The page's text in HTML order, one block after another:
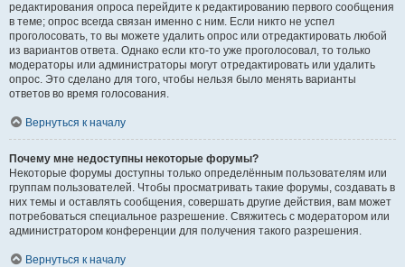
редактирования опроса перейдите к редактированию первого сообщения
в теме; опрос всегда связан именно с ним. Если никто не успел
проголосовать, то вы можете удалить опрос или отредактировать любой
из вариантов ответа. Однако если кто-то уже проголосовал, то только
модераторы или администраторы могут отредактировать или удалить
опрос. Это сделано для того, чтобы нельзя было менять варианты
ответов во время голосования.
Вернуться к началу
Почему мне недоступны некоторые форумы?
Некоторые форумы доступны только определённым пользователям или
группам пользователей. Чтобы просматривать такие форумы, создавать в
них темы и оставлять сообщения, совершать другие действия, вам может
потребоваться специальное разрешение. Свяжитесь с модератором или
администратором конференции для получения такого разрешения.
Вернуться к началу